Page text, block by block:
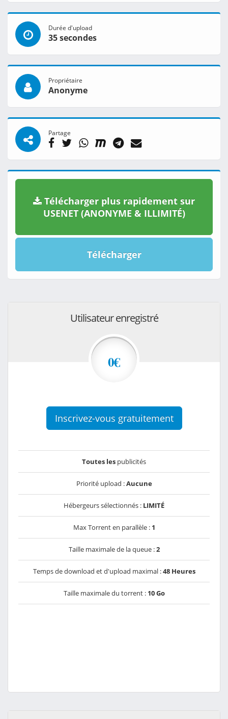
Durée d'upload
35 secondes
Propriétaire
Anonyme
Partage
Télécharger plus rapidement sur
USENET (ANONYME & ILLIMITÉ)
Télécharger
Utilisateur enregistré
0€
Inscrivez-vous gratuitement
Toutes les publicités
Priorité upload :Aucune
Hébergeurs sélectionnés : LIMITÉ
Max Torrent en parallèle : 1
Taille maximale de la queue :2
Temps de download et d'upload maximal :48 Heures
Taille maximale du torrent : 10 Go